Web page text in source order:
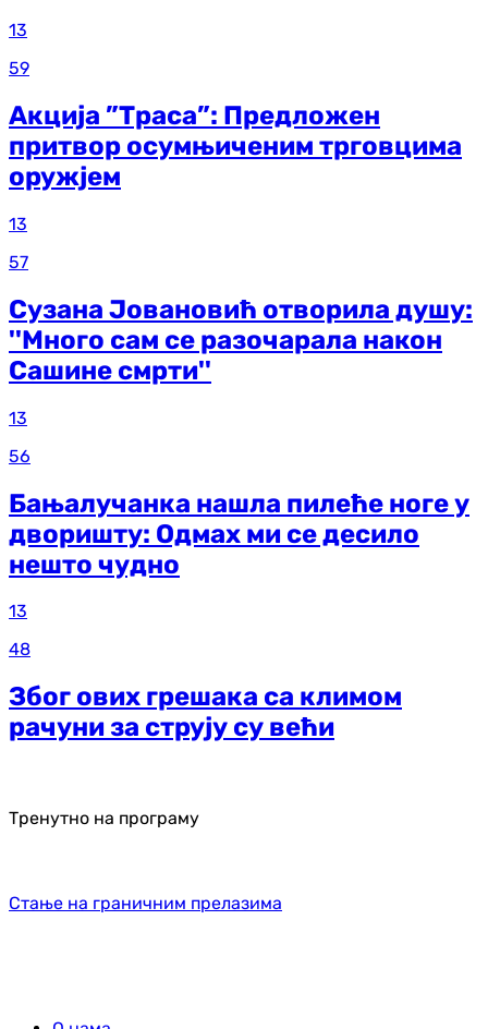
13
59
Акција ”Траса”: Предложен
притвор осумњиченим трговцима
оружјем
13
57
Сузана Јовановић отворила душу:
''Много сам се разочарала након
Сашине смрти''
13
56
Бањалучанка нашла пилеће ноге у
дворишту: Одмах ми се десило
нешто чудно
13
48
Због ових грешака са климом
рачуни за струју су већи
Тренутно на програму
Стање на граничним прелазима